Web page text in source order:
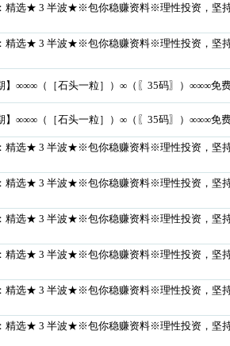
精选★ 3 半波★※包你稳赚资料※理性投资，坚
精选★ 3 半波★※包你稳赚资料※理性投资，坚
】∞∞∞（［石头一粒］）∞（〖35码〗）∞∞∞免
】∞∞∞（［石头一粒］）∞（〖35码〗）∞∞∞免
精选★ 3 半波★※包你稳赚资料※理性投资，坚
精选★ 3 半波★※包你稳赚资料※理性投资，坚
精选★ 3 半波★※包你稳赚资料※理性投资，坚
精选★ 3 半波★※包你稳赚资料※理性投资，坚
精选★ 3 半波★※包你稳赚资料※理性投资，坚
精选★ 3 半波★※包你稳赚资料※理性投资，坚